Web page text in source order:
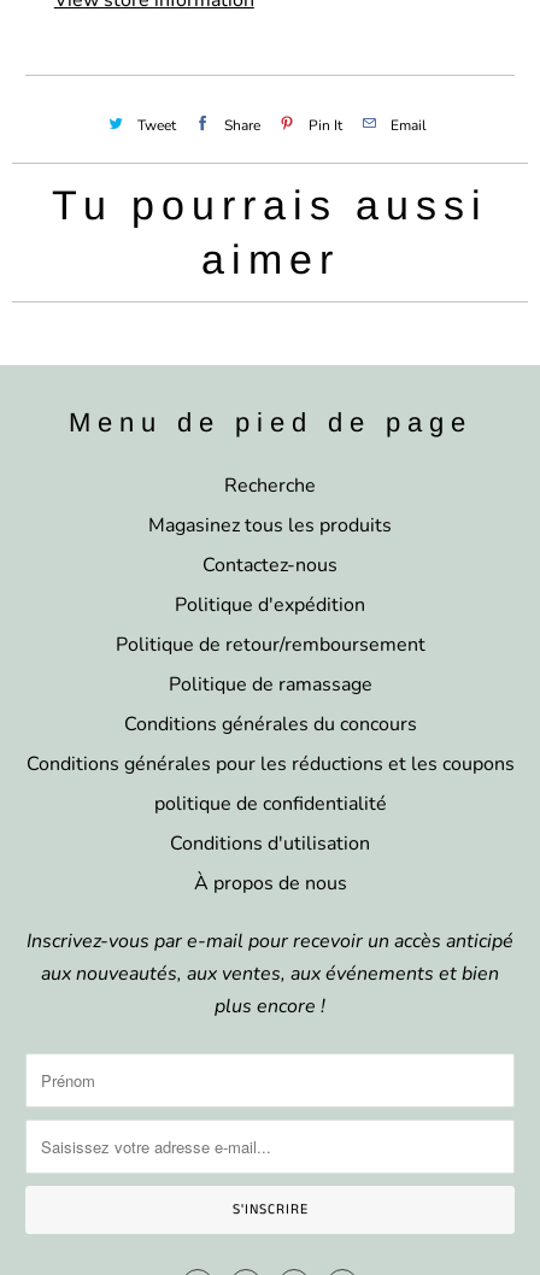
Tweet Share Pin It Email
Tu pourrais aussi
aimer
Menu de pied de page
Recherche
Magasinez tous les produits
Contactez-nous
Politique d'expédition
Politique de retour/remboursement
Politique de ramassage
Conditions générales du concours
Conditions générales pour les réductions et les coupons
politique de confidentialité
Conditions d'utilisation
À propos de nous
Inscrivez-vous par e-mail pour recevoir un accès anticipé
aux nouveautés, aux ventes, aux événements et bien
plus encore !